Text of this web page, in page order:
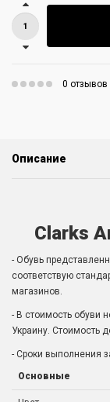
0 отзывов
Описание
Clarks
- Обувь
соответствую
магазинов.
- В стоимость обуви
Украину. Стоимость
- Сроки выполнения
Основные